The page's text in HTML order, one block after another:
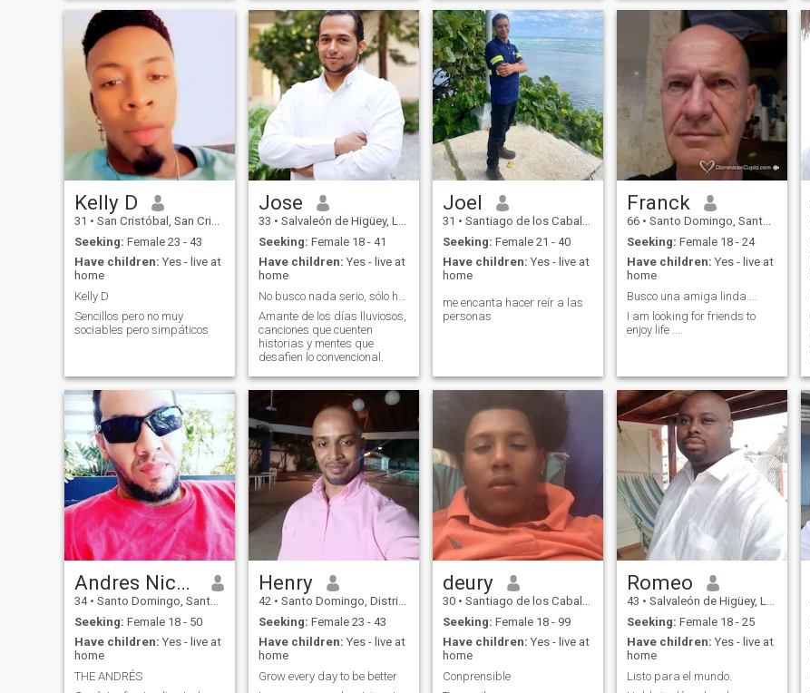
sobre código o filosofía. Me
atrae la gente con buena
energía, sentido del humor y
claridad emocional. Busco
construir algo
toque de misterio, me
encanta rodearme de
buenas vibras y personas
intrigantes. Me apasiona la
música, el arte y las co
por la montaña.
Kelly D
31 • San Cristóbal, San Cristóbal, Dominican Republic
Seeking: Female 23 - 43
Have children: Yes - live at
home
Kelly D
Sencillos pero no muy
sociables pero simpáticos
Jose
33 • Salvaleón de Higüey, La Altagracia, Dominican Republic
Seeking: Female 18 - 41
Have children: Yes - live at
home
Amante de los días lluviosos,
canciones que cuenten
historias y mentes que
desafien lo convencional.
Joel
31 • Santiago de los Caballeros, Santiago, Dominican Republic
Seeking: Female 21 - 40
Have children: Yes - live at
home
me encanta hacer reír a las
personas
Franck
66 • Santo Domingo, Santo Domingo, Dominican Republic
Seeking: Female 18 - 24
Have children: Yes - live at
home
Busco una amiga linda....
I am looking for friends to
enjoy life ....
Andres Nicolás
34 • Santo Domingo, Santo Domingo, Dominican Republic
Seeking: Female 18 - 50
Have children: Yes - live at
home
THE ANDRÉS
Henry
42 • Santo Domingo, Distrito Nacional, Dominican Republic
Seeking: Female 23 - 43
Have children: Yes - live at
home
Grow every day to be better
deury
30 • Santiago de los Caballeros, Santiago, Dominican Republic
Seeking: Female 18 - 99
Have children: Yes - live at
home
Conprensible
Romeo
43 • Salvaleón de Higüey, La Altagracia, Dominican Republic
Seeking: Female 18 - 25
Have children: Yes - live at
home
Listo para el mundo.